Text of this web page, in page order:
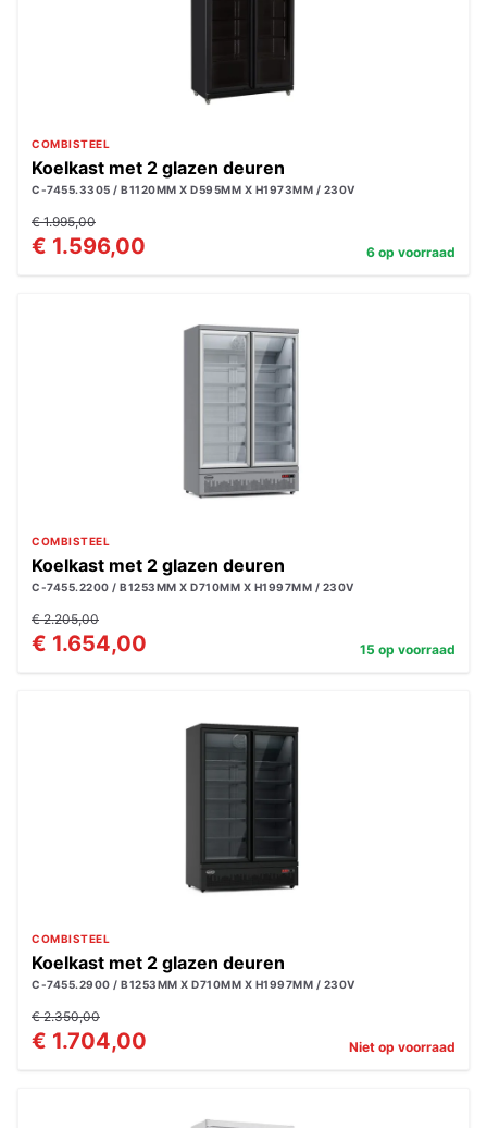
COMBISTEEL
Koelkast met 2 glazen deuren
C-7455.3305 / B1120MM X D595MM X H1973MM / 230V
€ 1.995,00
€ 1.596,00 6 op voorraad
COMBISTEEL
Koelkast met 2 glazen deuren
C-7455.2200 / B1253MM X D710MM X H1997MM / 230V
€ 2.205,00
€ 1.654,00 15 op voorraad
COMBISTEEL
Koelkast met 2 glazen deuren
C-7455.2900 / B1253MM X D710MM X H1997MM / 230V
€ 2.350,00
€ 1.704,00 Niet op voorraad